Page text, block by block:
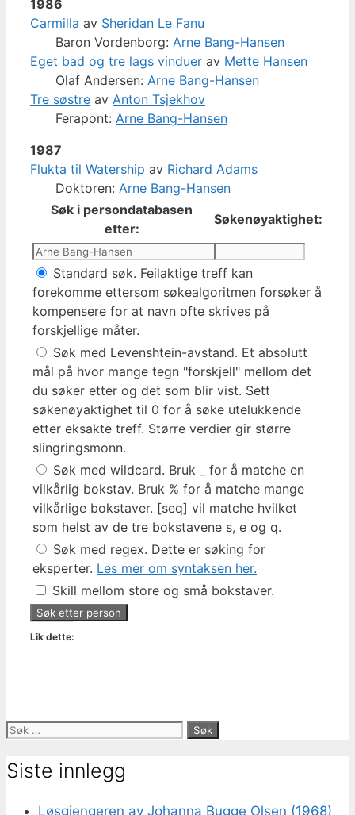
1986
Carmilla av Sheridan Le Fanu
Baron Vordenborg: Arne Bang-Hansen
Eget bad og tre lags vinduer av Mette Hansen
Olaf Andersen: Arne Bang-Hansen
Tre søstre av Anton Tsjekhov
Ferapont: Arne Bang-Hansen
1987
Flukta til Watership av Richard Adams
Doktoren: Arne Bang-Hansen
Søk i persondatabasen
etter:
Søkenøyaktighet:
Standard søk. Feilaktige treff kan
forekomme ettersom søkealgoritmen forsøker å
kompensere for at navn ofte skrives på
forskjellige måter.
Søk med Levenshtein-avstand. Et absolutt
mål på hvor mange tegn "forskjell" mellom det
du søker etter og det som blir vist. Sett
søkenøyaktighet til 0 for å søke utelukkende
etter eksakte treff. Større verdier gir større
slingringsmonn.
Søk med wildcard. Bruk _ for å matche en
vilkårlig bokstav. Bruk % for å matche mange
vilkårlige bokstaver. [seq] vil matche hvilket
som helst av de tre bokstavene s, e og q.
Søk med regex. Dette er søking for
eksperter. Les mer om syntaksen her.
Skill mellom store og små bokstaver.
Lik dette:
Søk
Siste innlegg
Løsgjengeren av Johanna Bugge Olsen (1968)